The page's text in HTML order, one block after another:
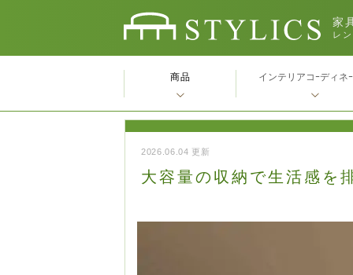
家
レ
2026.06.04 更新
大容量の収納で生活感を
商品 インテリアコｰディネ